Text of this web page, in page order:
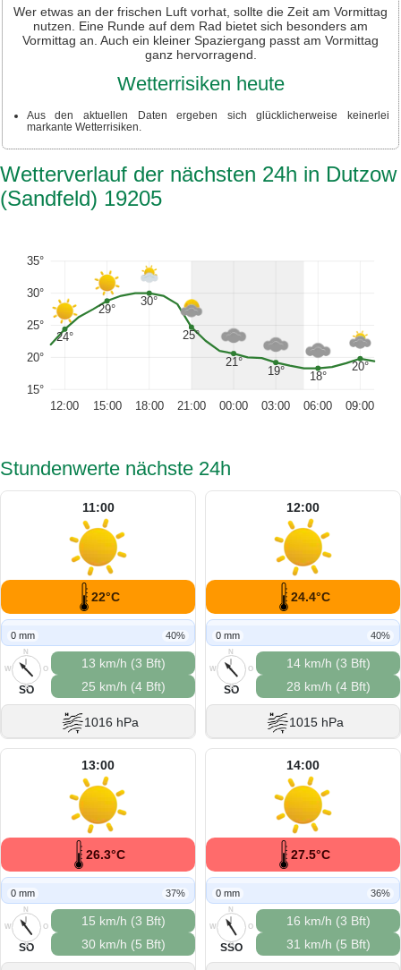
Wer etwas an der frischen Luft vorhat, sollte die Zeit am Vormittag
nutzen. Eine Runde auf dem Rad bietet sich besonders am
Vormittag an. Auch ein kleiner Spaziergang passt am Vormittag
ganz hervorragend.
Wetterrisiken heute
Aus den aktuellen Daten ergeben sich glücklicherweise keinerlei
markante Wetterrisiken.
Wetterverlauf der nächsten 24h in Dutzow
(Sandfeld) 19205
15°
20°
25°
30°
35°
24°
29°
30°
25°
21°
19° 18°
20°
12:00 15:00 18:00 21:00 00:00 03:00 06:00 09:00
Stundenwerte nächste 24h
11:00
22°C
0 mm 40%
N
O
S
W
SO
13 km/h (3 Bft)
25 km/h (4 Bft)
1016 hPa
12:00
24.4°C
0 mm 40%
N
O
S
W
SO
14 km/h (3 Bft)
28 km/h (4 Bft)
1015 hPa
13:00
26.3°C
0 mm 37%
N
O
S
W
SO
15 km/h (3 Bft)
30 km/h (5 Bft)
14:00
27.5°C
0 mm 36%
N
O
S
W
SSO
16 km/h (3 Bft)
31 km/h (5 Bft)